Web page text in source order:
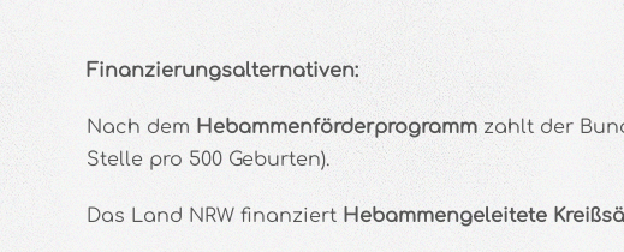
Finanzierungsalternativen:
Nach dem Hebammenförderprogrammzahlt der
Stelle pro 500 Geburten).
Das Land NRW finanziert Hebammengeleitete